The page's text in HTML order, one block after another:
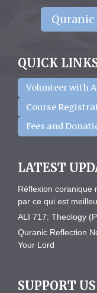
Quranic
QUICK
Volunteer with
Course
Fees and
LATEST
Réflexion coranique
par ce qui est
ALI 717: Theology
Quranic Reflection
Your Lord
SUPPORT US